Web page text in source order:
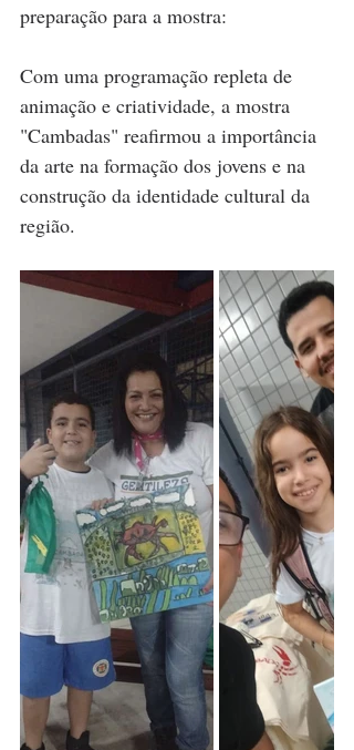
preparação para a mostra:
Com uma programação repleta de
animação e criatividade, a mostra
"Cambadas" reafirmou a importância
da arte na formação dos jovens e na
construção da identidade cultural da
região.